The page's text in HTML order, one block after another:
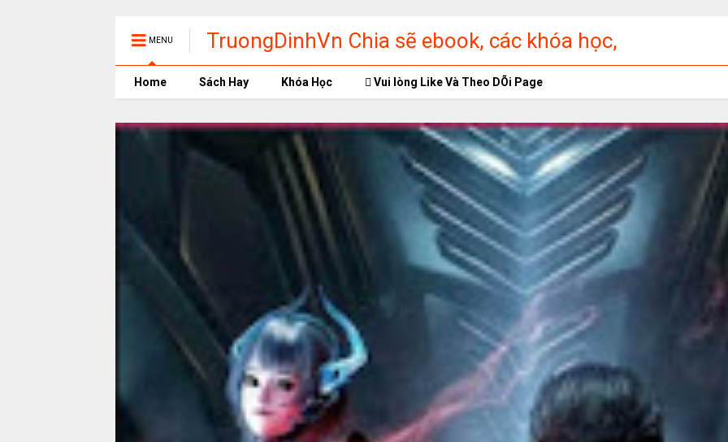
MENU
TruongDinhVn Chia sẽ ebook, các khóa học,
phần mềm học tập miễn phí
Home Sách Hay Khóa Học Vui lòng Like Và Theo DÕi Page